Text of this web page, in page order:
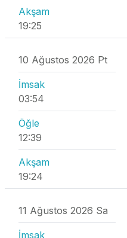
Akşam
19:25
10 Ağustos 2026 Pt
İmsak
03:54
Öğle
12:39
Akşam
19:24
11 Ağustos 2026 Sa
İmsak